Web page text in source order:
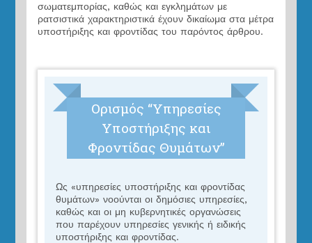
σωματεμπορίας, καθώς και εγκλημάτων με
ρατσιστικά χαρακτηριστικά έχουν δικαίωμα στα μέτρα
υποστήριξης και φροντίδας του παρόντος άρθρου.
Ορισμός “Yπηρεσίες
Υποστήριξης και
Φροντίδας Θυμάτων”
Ως «υπηρεσίες υποστήριξης και φροντίδας
θυμάτων» νοούνται οι δημόσιες υπηρεσίες,
καθώς και οι μη κυβερνητικές οργανώσεις
που παρέχουν υπηρεσίες γενικής ή ειδικής
υποστήριξης και φροντίδας.